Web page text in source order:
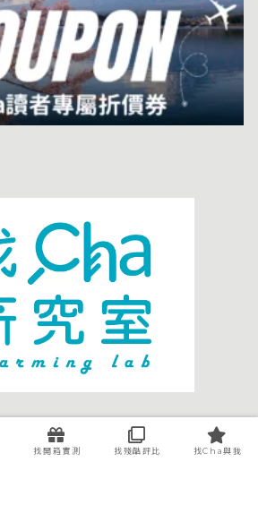
廣告洽談
智慧財產權處理
找開箱實測 找殘酷評比 找Cha與我